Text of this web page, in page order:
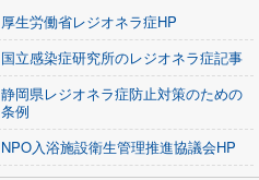
厚生労働省レジオネラ症HP
国立感染症研究所のレジオネラ症記事
静岡県レジオネラ症防止対策のための
条例
NPO入浴施設衛生管理推進協議会HP